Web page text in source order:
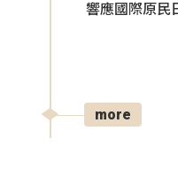
響應國際原民
more